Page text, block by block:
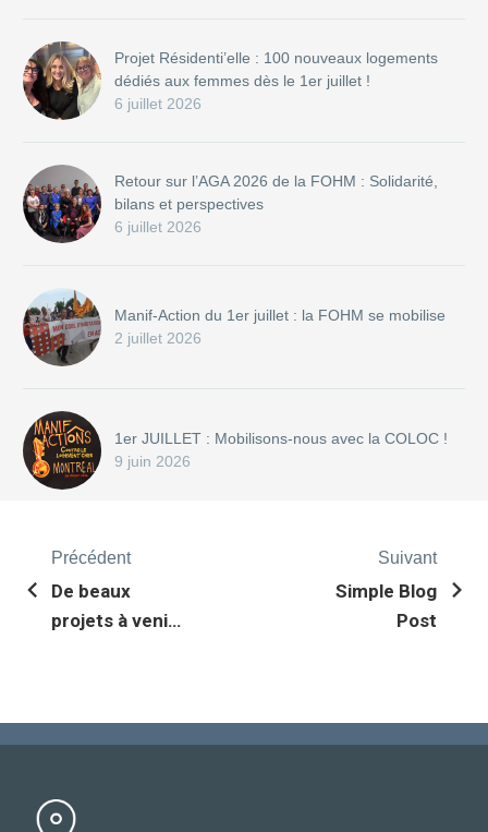
Projet Résidenti’elle : 100 nouveaux logements
dédiés aux femmes dès le 1er juillet !
6 juillet 2026
Retour sur l’AGA 2026 de la FOHM : Solidarité,
bilans et perspectives
6 juillet 2026
Manif-Action du 1er juillet : la FOHM se mobilise
2 juillet 2026
1er JUILLET : Mobilisons-nous avec la COLOC !
9 juin 2026
Précédent
De beaux
projets à venir
Suivant
Simple Blog
Post